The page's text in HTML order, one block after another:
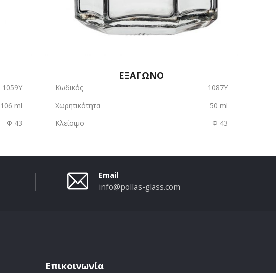
1059Υ
106 ml
Φ 43
ΕΞΑΓΩΝΟ
Κωδικός
1087Υ
Χωρητικότητα
50 ml
Κλείσιμο
Φ 43
Email
info@pollas-glass.com
Επικοινωνία